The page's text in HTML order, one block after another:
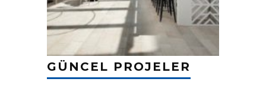
GÜNCEL PROJELER